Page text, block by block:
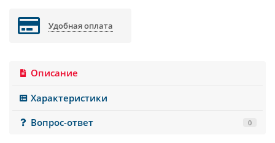
Удобная оплата
Описание
Характеристики
Вопрос-ответ
0